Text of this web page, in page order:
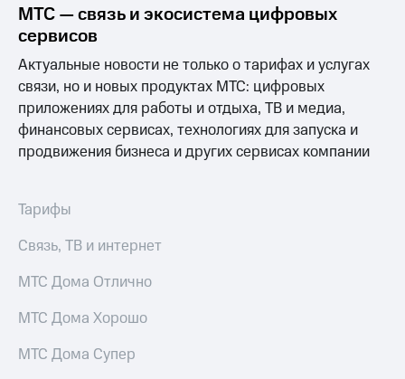
МТС — связь и экосистема цифровых
сервисов
Актуальные новости не только о тарифах и услугах
связи, но и новых продуктах МТС: цифровых
приложениях для работы и отдыха, ТВ и медиа,
финансовых сервисах, технологиях для запуска и
продвижения бизнеса и других сервисах компании
Тарифы
Связь, ТВ и интернет
МТС Дома Отлично
МТС Дома Хорошо
МТС Дома Супер